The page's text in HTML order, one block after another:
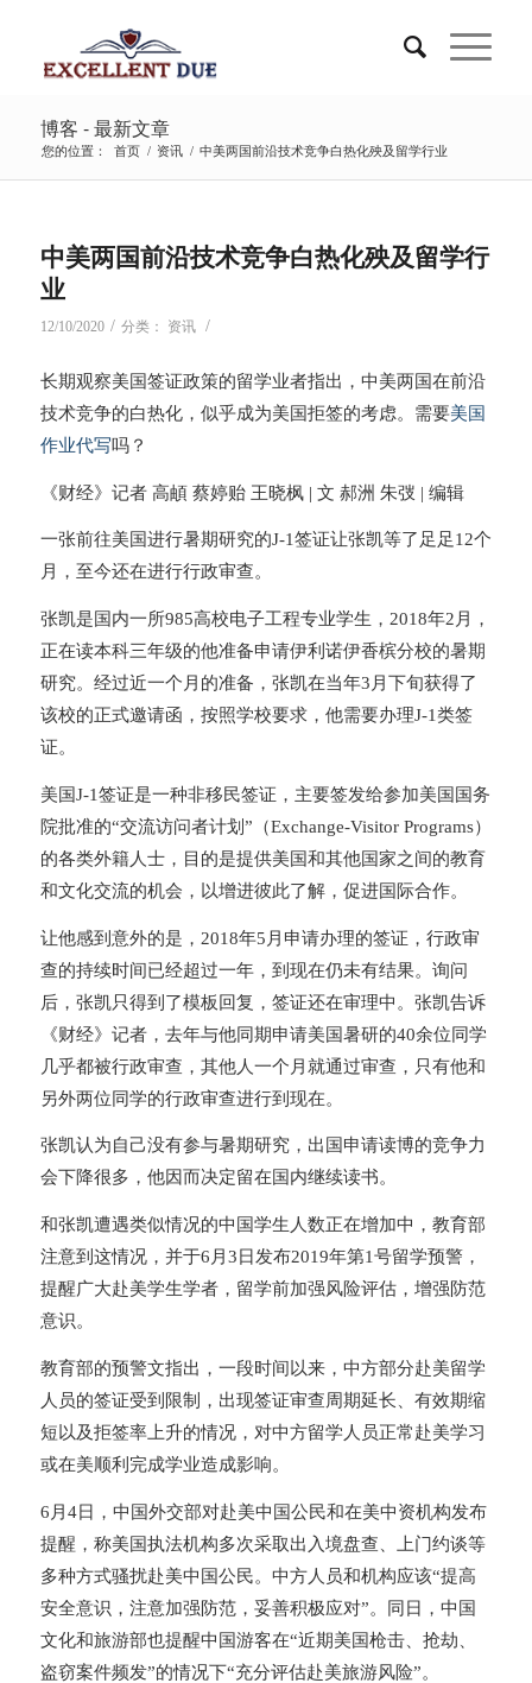
博客 - 最新文章
您的位置： 首页 / 资讯 / 中美两国前沿技术竞争白热化殃及留学行业
中美两国前沿技术竞争白热化殃及留学行
业
12/10/2020 / 分类： 资讯 /
长期观察美国签证政策的留学业者指出，中美两国在前沿
技术竞争的白热化，似乎成为美国拒签的考虑。需要美国
作业代写吗？
《财经》记者 高頔 蔡婷贻 王晓枫 | 文 郝洲 朱弢 | 编辑
一张前往美国进行暑期研究的J-1签证让张凯等了足足12个
月，至今还在进行行政审查。
张凯是国内一所985高校电子工程专业学生，2018年2月，
正在读本科三年级的他准备申请伊利诺伊香槟分校的暑期
研究。经过近一个月的准备，张凯在当年3月下旬获得了
该校的正式邀请函，按照学校要求，他需要办理J-1类签
证。
美国J-1签证是一种非移民签证，主要签发给参加美国国务
院批准的“交流访问者计划”（Exchange-Visitor Programs）
的各类外籍人士，目的是提供美国和其他国家之间的教育
和文化交流的机会，以增进彼此了解，促进国际合作。
让他感到意外的是，2018年5月申请办理的签证，行政审
查的持续时间已经超过一年，到现在仍未有结果。 询问
后，张凯只得到了模板回复，签证还在审理中。张凯告诉
《财经》记者，去年与他同期申请美国暑研的40余位同学
几乎都被行政审查，其他人一个月就通过审查，只有他和
另外两位同学的行政审查进行到现在。
张凯认为自己没有参与暑期研究，出国申请读博的竞争力
会下降很多，他因而决定留在国内继续读书。
和张凯遭遇类似情况的中国学生人数正在增加中，教育部
注意到这情况，并于6月3日发布2019年第1号留学预警，
提醒广大赴美学生学者，留学前加强风险评估，增强防范
意识。
教育部的预警文指出，一段时间以来，中方部分赴美留学
人员的签证受到限制，出现签证审查周期延长、有效期缩
短以及拒签率上升的情况，对中方留学人员正常赴美学习
或在美顺利完成学业造成影响。
6月4日，中国外交部对赴美中国公民和在美中资机构发布
提醒，称美国执法机构多次采取出入境盘查、上门约谈等
多种方式骚扰赴美中国公民。中方人员和机构应该“提高
安全意识，注意加强防范，妥善积极应对”。同日，中国
文化和旅游部也提醒中国游客在“近期美国枪击、抢劫、
盗窃案件频发”的情况下“充分评估赴美旅游风险”。